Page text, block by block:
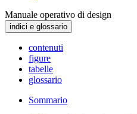
Manuale operativo di design
indici e glossario
contenuti
figure
tabelle
glossario
Sommario